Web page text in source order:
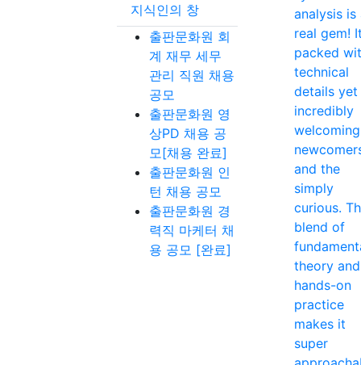
지식인의 창
출판문화원 회
계 재무 세무
관리 직원 채용
공모
출판문화원 영
상PD 채용 공
모[채용 완료]
출판문화원 인
턴 채용 공모
출판문화원 경
력직 마케터 채
용 공모 [완료]
analysis is
real gem!
packed
technical
details yet
incredibly
and the
simply
curious.
blend of
theory and
hands-on
practice
makes it
super